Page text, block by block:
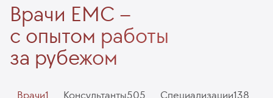
Врачи EMC –
с опытом работы
за рубежом
Врачи1 Консультанты505 Специализации138